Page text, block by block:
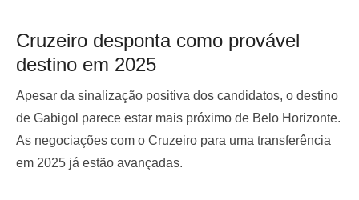
Cruzeiro desponta como provável
destino em 2025
Apesar da sinalização positiva dos candidatos, o destino
de Gabigol parece estar mais próximo de Belo Horizonte.
As negociações com o Cruzeiro para uma transferência
em 2025 já estão avançadas.